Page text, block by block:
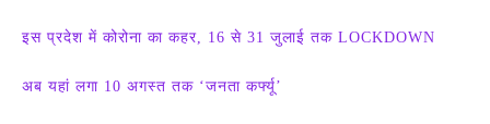
इस प्रदेश में कोरोना का कहर, 16 से 31 जुलाई तक LOCKDOWN
अब यहां लगा 10 अगस्त तक ‘जनता कर्फ्यू’